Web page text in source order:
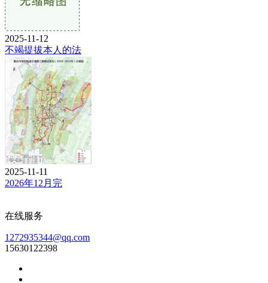
2025-11-12
不竭提拔本人的法
2025-11-11
2026年12月完
在线服务
1272935344@qq.com
15630122398